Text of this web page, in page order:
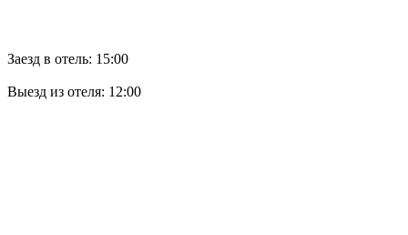
Заезд в отель: 15:00
Выезд из отеля: 12:00